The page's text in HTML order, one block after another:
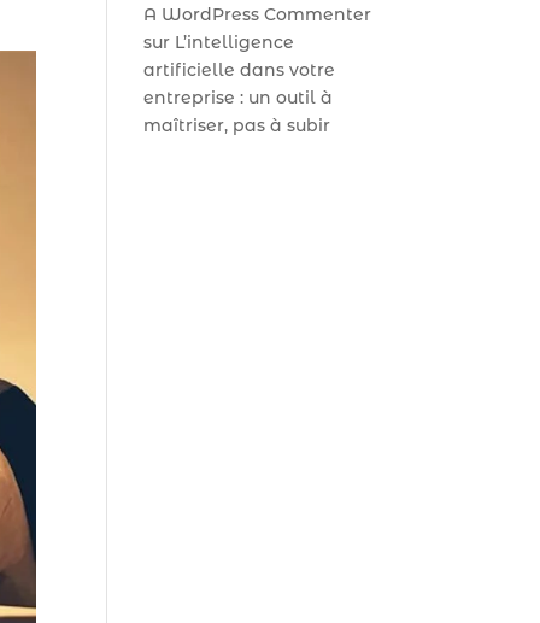
A WordPress Commenter
sur L’intelligence
artificielle dans votre
entreprise : un outil à
maîtriser, pas à subir